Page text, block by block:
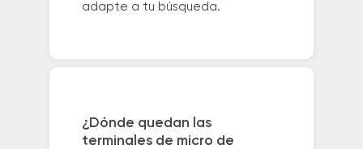
adapte a tu búsqueda.
¿Dónde quedan las
terminales de micro de